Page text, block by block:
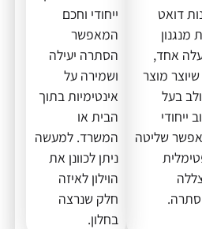
דואט
מנגנון
אחד,
מוצר
בעל
ייחודי
שליטה
ייחודי וחכם
המאפשר
הסתרה יעילה
ושמירה על
אינטימיות בתוך
הבית או
המשרד. למעשה
ניתן לכוונן את
הוילון לאיזה
חלק שנרצה
בחלון.